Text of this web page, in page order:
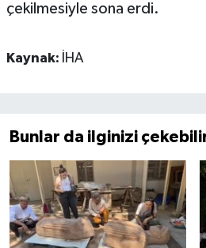
çekilmesiyle sona erdi.
Kaynak: İHA
Bunlar da ilginizi